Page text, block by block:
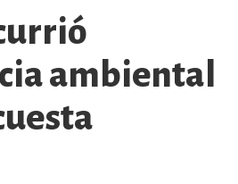
ambiental